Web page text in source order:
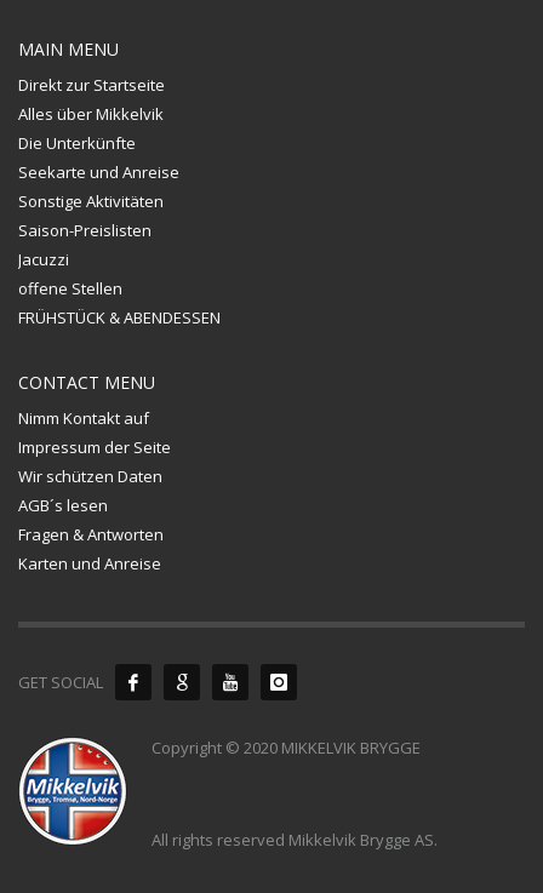
MAIN MENU
Direkt zur Startseite
Alles über Mikkelvik
Die Unterkünfte
Seekarte und Anreise
Sonstige Aktivitäten
Saison-Preislisten
Jacuzzi
offene Stellen
FRÜHSTÜCK & ABENDESSEN
CONTACT MENU
Nimm Kontakt auf
Impressum der Seite
Wir schützen Daten
AGB´s lesen
Fragen & Antworten
Karten und Anreise
GET SOCIAL
Copyright © 2020 MIKKELVIK BRYGGE
All rights reserved Mikkelvik Brygge AS.